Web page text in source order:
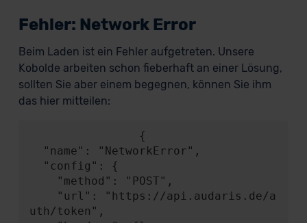
Fehler: Network Error
Beim Laden ist ein Fehler aufgetreten. Unsere
Kobolde arbeiten schon fieberhaft an einer Lösung,
sollten Sie aber einem begegnen, können Sie ihm
das hier mitteilen:
uth/token",